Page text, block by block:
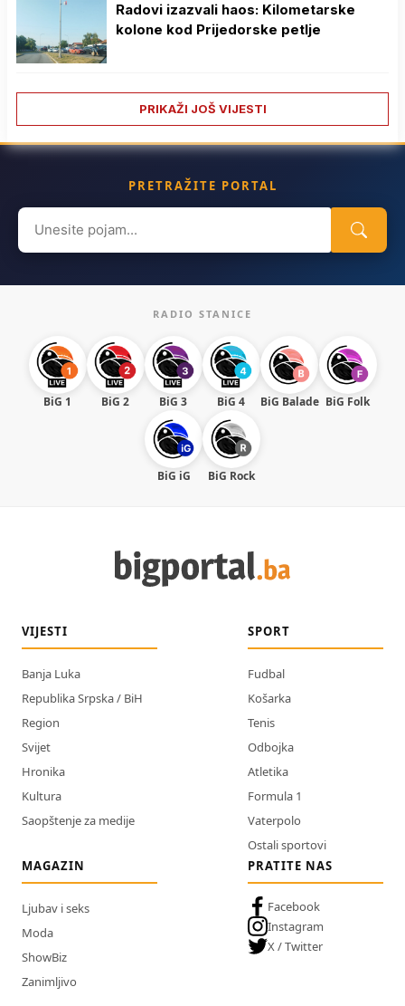
Radovi izazvali haos: Kilometarske
kolone kod Prijedorske petlje
PRIKAŽI JOŠ VIJESTI
PRETRAŽITE PORTAL
Search
for:
RADIO STANICE
BiG 1 BiG 2 BiG 3 BiG 4 BiG Balade BiG Folk
BiG iG BiG Rock
VIJESTI
Banja Luka
Republika Srpska / BiH
Region
Svijet
Hronika
Kultura
Saopštenje za medije
SPORT
Fudbal
Košarka
Tenis
Odbojka
Atletika
Formula 1
Vaterpolo
Ostali sportovi
MAGAZIN
Ljubav i seks
Moda
ShowBiz
Zanimljivo
PRATITE NAS
Facebook
Instagram
X / Twitter